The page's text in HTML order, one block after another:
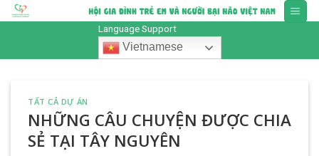
Skip
to
Language Support
Vietnamese
TẤT CẢ DỰ ÁN
NHỮNG CÂU CHUYỆN ĐƯỢC CHIA
SẺ TẠI TÂY NGUYÊN